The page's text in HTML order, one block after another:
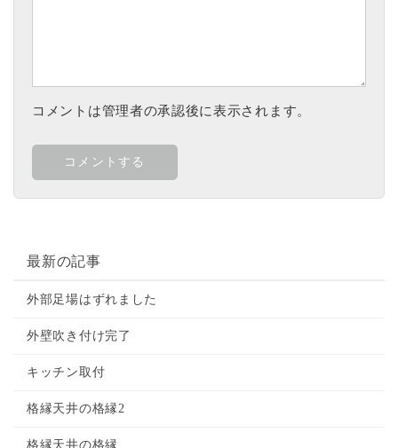
コメントは管理者の承認後に表示されます。
最新の記事
外部足場はずれました
外壁吹き付け完了
キッチン取付
格縁天井の格縁2
格縁天井の格縁